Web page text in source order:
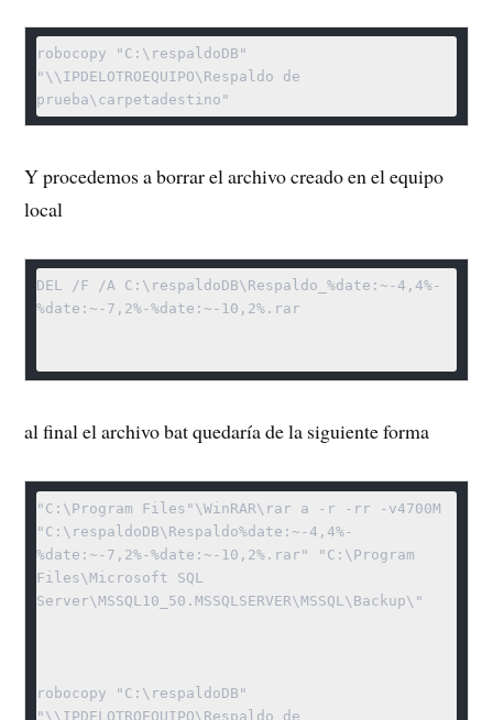
robocopy "C:\respaldoDB"
"\\IPDELOTROEQUIPO\Respaldo de
Y procedemos a borrar el archivo creado en el equipo
local
DEL /F /A C:\respaldoDB\Respaldo_%date:~-4,4%-
%date:~-7,2%-%date:~-10,2%.rar
al final el archivo bat quedaría de la siguiente forma
"C:\Program Files"\WinRAR\rar a -r -rr -v4700M
"C:\respaldoDB\Respaldo%date:~-4,4%-
%date:~-7,2%-%date:~-10,2%.rar" "C:\Program
Files\Microsoft SQL
Server\MSSQL10_50.MSSQLSERVER\MSSQL\Backup\"
robocopy "C:\respaldoDB"
"\\IPDELOTROEQUIPO\Respaldo de